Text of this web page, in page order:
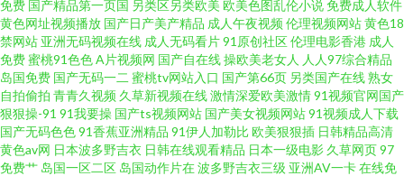
狠淫97超碰 五月天综合网 av红绿首页 韩国无码片 欧日色网 亚洲AV久久蜜芽
日韩无码导航 国产福利影院一 欧亚肏屄视频 亚洲精品在线一 性爱福利 欧美
丝袜足交 91av导航 国产123页 欧美日本国产精品 亚洲伊人主页 91蜜臀中文
免费 国产精品第一页国 另类区另类欧美 欧美色图乱伦小说免费成人软件
黄色网址视频播放 国产日产美产精品 成人午夜视频伦理视频网站黄色18
禁网站 亚洲无码视频在线 成人无码看片91原创社区伦理电影香港 成人
免费蜜桃91色色A片视频网 国产自在线操欧美老女人 人人97综合精品
岛国免费 国产无码一二 蜜桃tv网站入口 国产第66页 另类国产在线熟女
自拍偷拍 青青久视频 久草新视频在线激情深爱欧美激情91视频官网国产
狠狠操-91 91我要操 国产ts视频网站 国产美女视频网站91视频成人下载
国产无码色色91香蕉亚洲精品 91伊人加勒比 欧美狠狠插 日韩精品高清
黄色av网 日本波多野吉衣 日韩在线观看精品 日本一级电影 久草网页97
免费艹 岛国一区二区 岛国动作片在波多野吉衣三级 亚洲AV一卡在线免